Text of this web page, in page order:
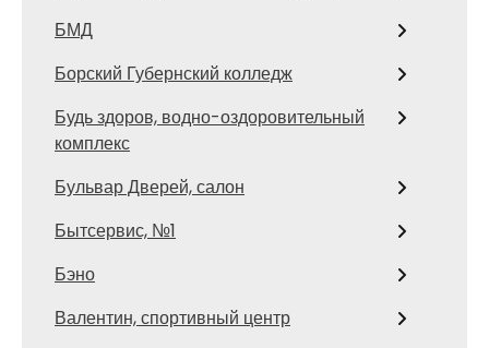
БМД
Борский Губернский колледж
Будь здоров, водно-оздоровительный
комплекс
Бульвар Дверей, салон
Бытсервис, №1
Бэно
Валентин, спортивный центр